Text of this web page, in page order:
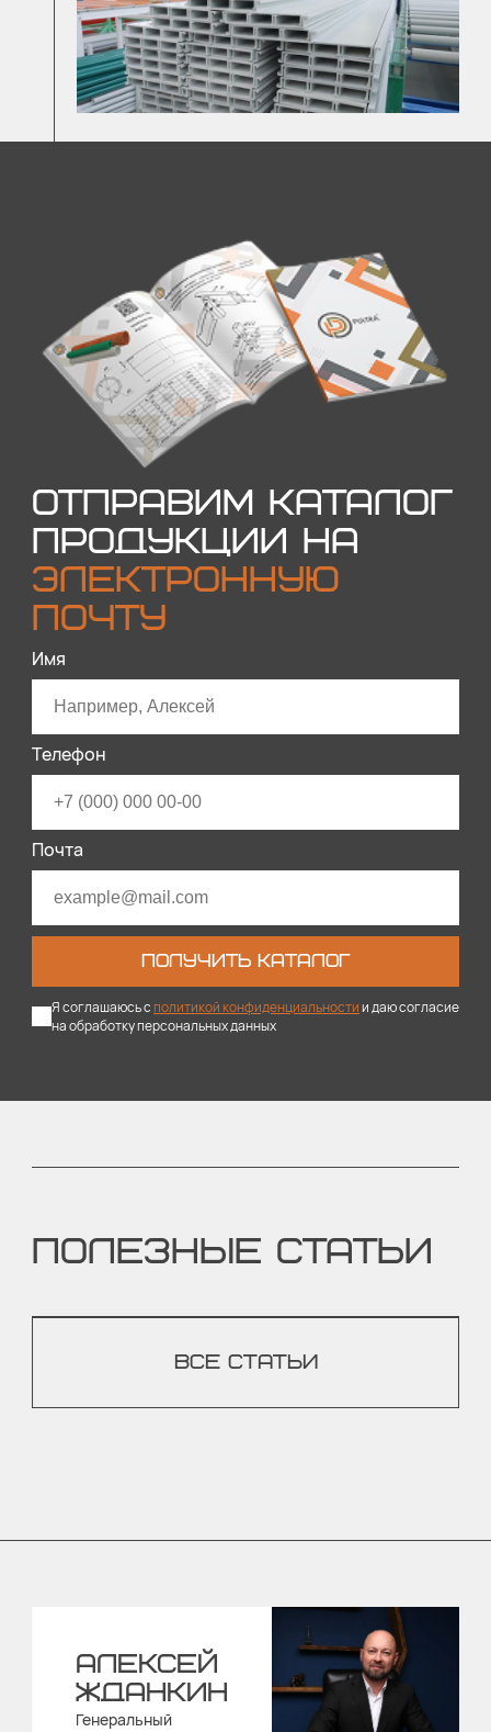
ОТПРАВИМ КАТАЛОГ
ПРОДУКЦИИ НА
ЭЛЕКТРОННУЮ
ПОЧТУ
Имя
Телефон
Почта
ПОЛУЧИТЬ КАТАЛОГ
Я соглашаюсь сполитикой конфиденциальностии даю согласие
на обработку персональных данных
ПОЛЕЗНЫЕ СТАТЬИ
ВСЕ СТАТЬИ
АЛЕКСЕЙ
ЖДАНКИН
Генеральный